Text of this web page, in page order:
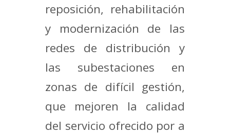
reposición, rehabilitación
y modernización de las
redes de distribución y
las subestaciones en
zonas de difícil gestión,
que mejoren la calidad
del servicio ofrecido por a